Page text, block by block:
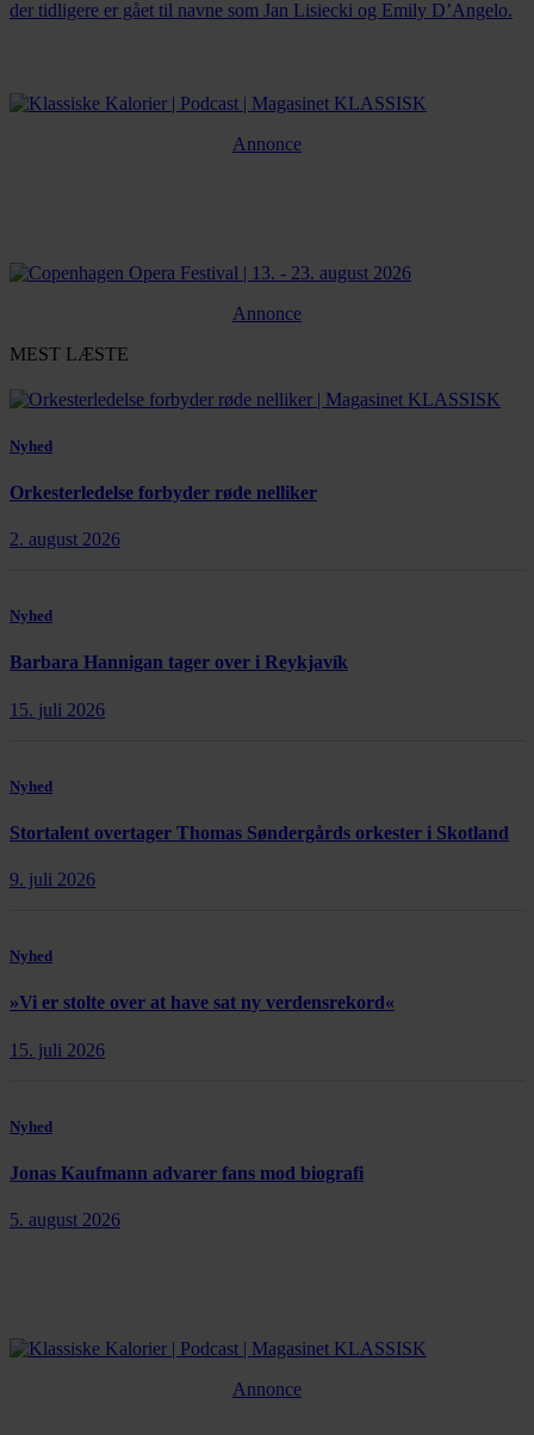
der tidligere er gået til navne som Jan Lisiecki og Emily D’Angelo.
Annonce
Annonce
MEST LÆSTE
Nyhed
Orkesterledelse forbyder røde nelliker
2. august 2026
Nyhed
Barbara Hannigan tager over i Reykjavík
15. juli 2026
Nyhed
Stortalent overtager Thomas Søndergårds orkester i Skotland
9. juli 2026
Nyhed
»Vi er stolte over at have sat ny verdensrekord«
15. juli 2026
Nyhed
Jonas Kaufmann advarer fans mod biografi
5. august 2026
Annonce